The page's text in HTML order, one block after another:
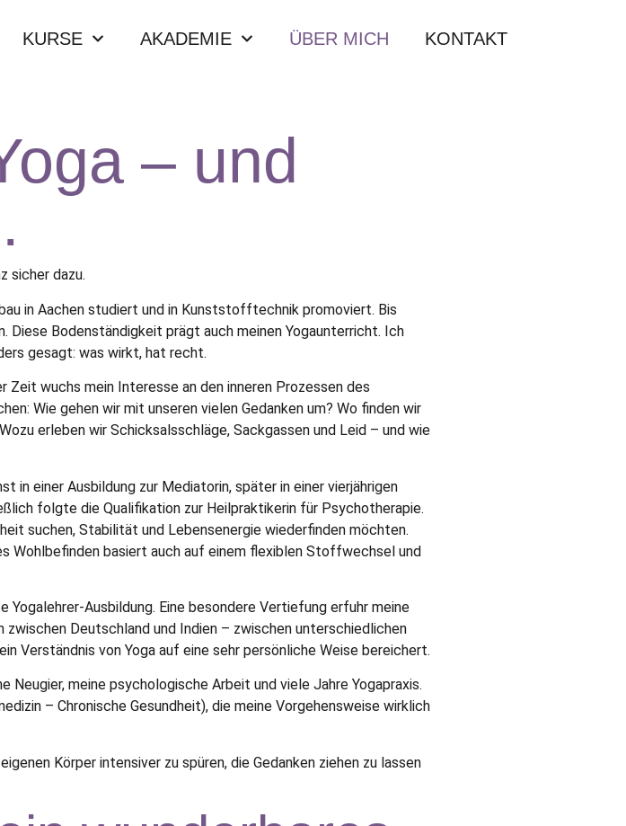
KURSE AKADEMIE ÜBER MICH KONTAKT
– und
sicher dazu.
in Aachen studiert und in Kunststofftechnik promoviert. Bis
Diese Bodenständigkeit prägt auch meinen Yogaunterricht. Ich
gesagt: was wirkt, hat recht.
Zeit wuchs mein Interesse an den inneren Prozessen des
Wie gehen wir mit unseren vielen Gedanken um? Wo finden wir
erleben wir Schicksalsschläge, Sackgassen und Leid – und wie
in einer Ausbildung zur Mediatorin, später in einer vierjährigen
folgte die Qualifikation zur Heilpraktikerin für Psychotherapie.
suchen, Stabilität und Lebensenergie wiederfinden möchten.
Wohlbefinden basiert auch auf einem flexiblen Stoffwechsel und
Ausbildung. Eine besondere Vertiefung erfuhr meine
Deutschland und Indien – zwischen unterschiedlichen
Verständnis von Yoga auf eine sehr persönliche Weise bereichert.
meine psychologische Arbeit und viele Jahre Yogapraxis.
– Chronische Gesundheit), die meine Vorgehensweise wirklich
Körper intensiver zu spüren, die Gedanken ziehen zu lassen